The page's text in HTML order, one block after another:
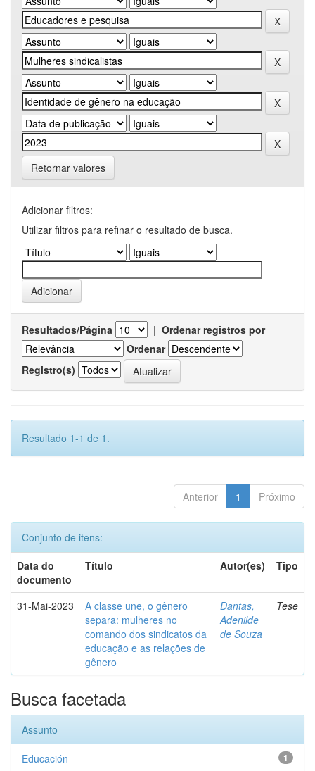
Retornar valores
Adicionar filtros:
Utilizar filtros para refinar o resultado de busca.
Resultados/Página | Ordenar registros por
Ordenar
Registro(s)
Resultado 1-1 de 1.
Anterior 1 Próximo
Conjunto de itens:
Data do
documento
Título Autor(es) Tipo
31-Mai-2023
A classe une, o gênero
separa: mulheres no
comando dos sindicatos da
educação e as relações de
gênero
Dantas,
Adenilde
de Souza
Tese
Busca facetada
Assunto
1
Educación